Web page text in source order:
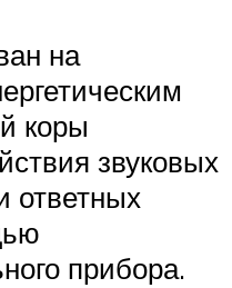
на
коры
звуковых
ответных
прибора.